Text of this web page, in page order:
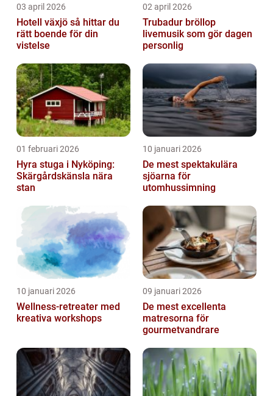
03 april 2026
Hotell växjö så hittar du
rätt boende för din
vistelse
02 april 2026
Trubadur bröllop
livemusik som gör dagen
personlig
01 februari 2026
Hyra stuga i Nyköping:
Skärgårdskänsla nära
stan
10 januari 2026
De mest spektakulära
sjöarna för
utomhussimning
10 januari 2026
Wellness-retreater med
kreativa workshops
09 januari 2026
De mest excellenta
matresorna för
gourmetvandrare